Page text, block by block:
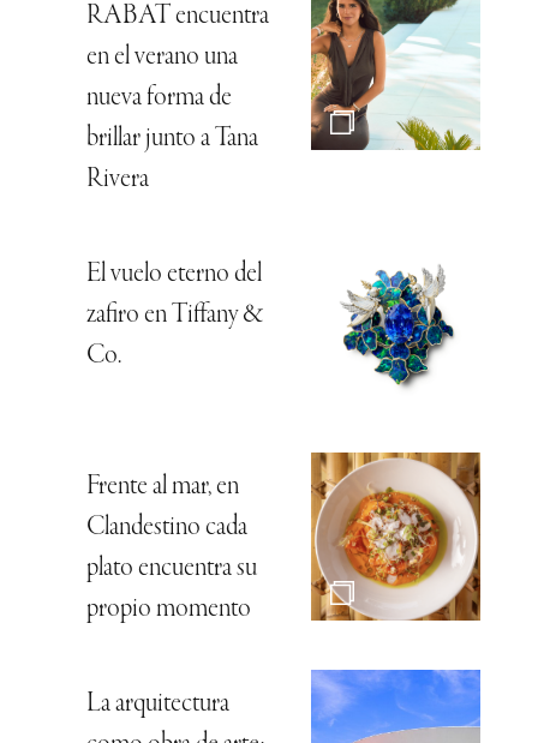
RABAT encuentra
en el verano una
nueva forma de
brillar junto a Tana
Rivera
El vuelo eterno del
zafiro en Tiffany &
Co.
Frente al mar, en
Clandestino cada
plato encuentra su
propio momento
La arquitectura